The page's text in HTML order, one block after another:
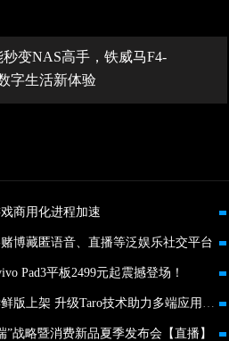
变NAS高手，铁威马F4-
字生活新体验
商用化进程加速
博藏匿语音、直播等泛娱乐社交平台
Pad3平板2499元起震撼登场！
京东鸿蒙原生应用尝鲜版上架 升级Taro技术助力多端应用快速构建
战略暨消费新品夏季发布会【直播】